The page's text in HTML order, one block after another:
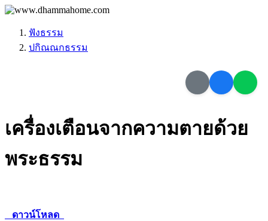
ฟังธรรม
ปกิณณกธรรม
เครื่องเตือนจากความตายด้วย
พระธรรม
ดาวน์โหลด